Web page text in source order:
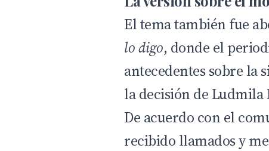
El tema también fue
lo digo, donde el
antecedentes sobre la
la decisión de Ludmila
De acuerdo con el
recibido llamados y